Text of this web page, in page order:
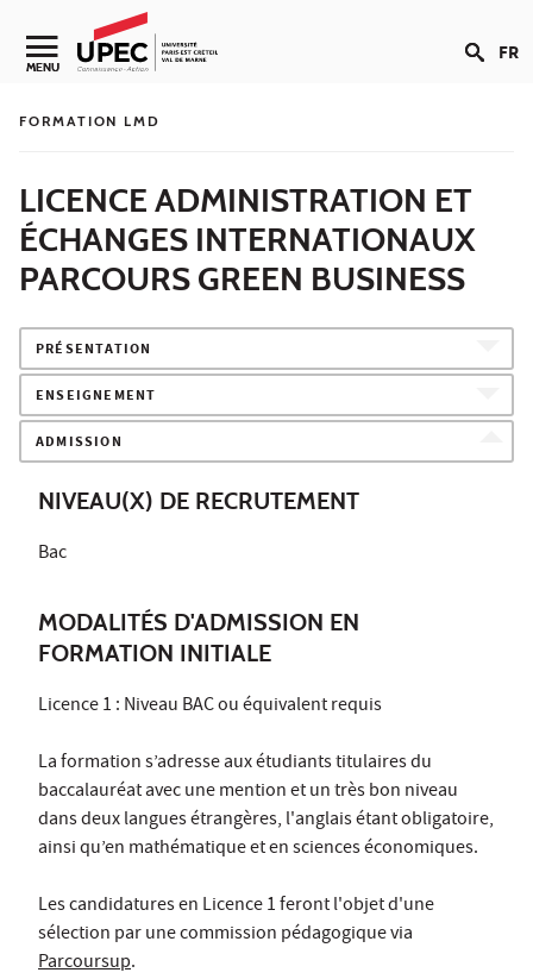
Aller au contenu
Navigation secondaire
MENU FR
FORMATION LMD
LICENCE ADMINISTRATION ET
ÉCHANGES INTERNATIONAUX
PARCOURS GREEN BUSINESS
PRÉSENTATION
ENSEIGNEMENT
ADMISSION
NIVEAU(X) DE RECRUTEMENT
Bac
MODALITÉS D'ADMISSION EN
FORMATION INITIALE
Licence 1 : Niveau BAC ou équivalent requis
La formation s’adresse aux étudiants titulaires du
baccalauréat avec une mention et un très bon niveau
dans deux langues étrangères, l'anglais étant obligatoire,
ainsi qu’en mathématique et en sciences économiques.
Les candidatures en Licence 1 feront l'objet d'une
sélection par une commission pédagogique via
Parcoursup.